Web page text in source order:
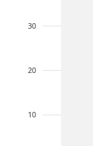
30
20
10